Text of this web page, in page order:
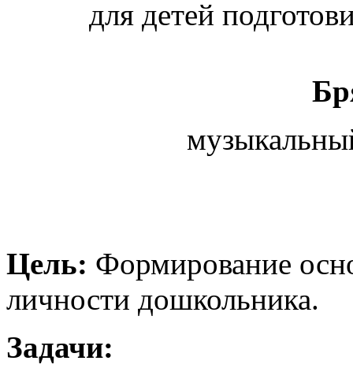
для детей
Цель: Формирование
личности дошкольника.
Задачи: